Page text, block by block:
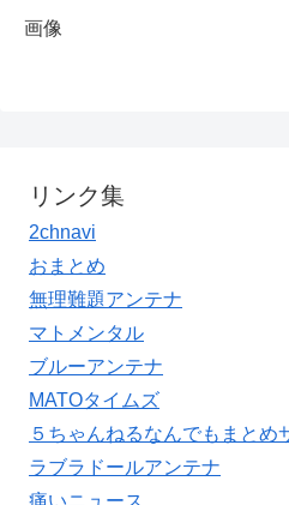
画像
リンク集
2chnavi
おまとめ
無理難題アンテナ
マトメンタル
ブルーアンテナ
MATOタイムズ
５ちゃんねるなんでもまとめ
ラブラドールアンテナ
痛いニュース